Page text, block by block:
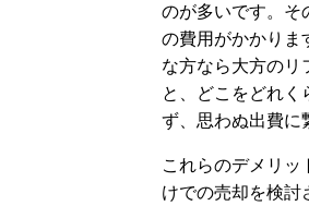
のが多いです。そ
の費用がかかりま
な方なら大方のリ
と、どこをどれ
ず、思わぬ出費に
これらのデメリッ
けでの売却を検討